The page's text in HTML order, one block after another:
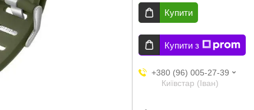
Купити
Купити з
+380 (96) 005-27-39
Київстар (Іван)